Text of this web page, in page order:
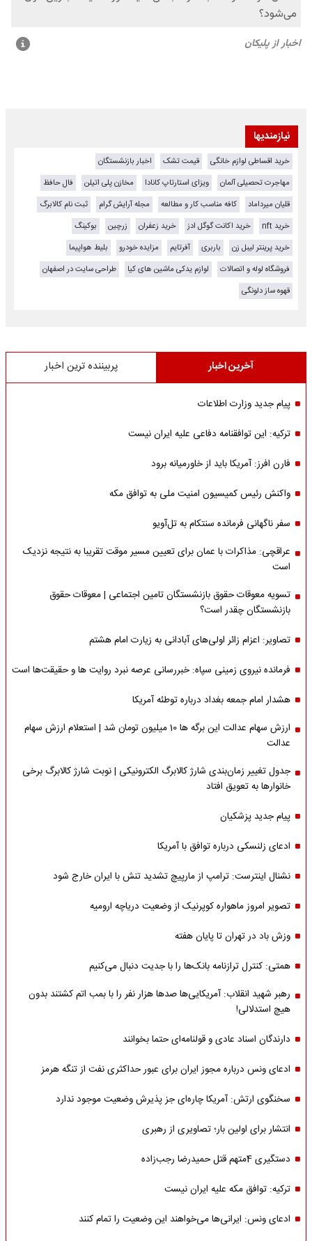
نیازمندیها
خرید اقساطی لوازم خانگی قیمت تشک
اخبار بازنشستگان
مهاجرت تحصیلی آلمان
ویزای استارتاپ کانادا مخازن پلی اتیلن
فال حافظ
قلیان میرداماد
کافه مناسب کار و مطالعه مجله آرایش گرام
ثبت نام کالابرگ
خرید nft
خرید اکانت گوگل ادز خرید زعفران زرچین
بوکینگ
خرید پرینتر لیبل زن
باربری آفرتایم مزایده خودرو
بلیط هواپیما
فروشگاه لوله و اتصالات
لوازم یدکی ماشین های کیا
طراحی سایت در اصفهان
قهوه ساز دلونگی
آخرین اخبار پربیننده ترین اخبار
پیام جدید وزارت اطلاعات
ترکیه: این توافقنامه دفاعی علیه ایران نیست
فارن افرز: آمریکا باید از خاورمیانه برود
واکنش رئیس کمیسیون امنیت ملی به توافق مکه
سفر ناگهانی فرمانده سنتکام به تل‌آویو
عراقچی: مذاکرات با عمان برای تعیین مسیر موقت تقریبا به نتیجه نزدیک
است
تسویه معوقات حقوق بازنشستگان تامین اجتماعی | معوقات حقوق
بازنشستگان چقدر است؟
تصاویر: اعزام زائر اولی‌های آبادانی به زیارت امام هشتم
فرمانده نیروی زمینی سپاه: خبررسانی عرصه نبرد روایت ها و حقیقت‌ها است
هشدار امام جمعه بغداد درباره توطئه آمریکا
ارزش سهام عدالت این برگه ها 10 میلیون تومان شد | استعلام ارزش سهام
عدالت
جدول تغییر زمان‌بندی شارژ کالابرگ الکترونیکی | نوبت شارژ کالابرگ برخی
خانوارها به تعویق افتاد
پیام جدید پزشکیان
ادعای زلنسکی درباره توافق با آمریکا
نشنال اینترست: ترامپ از مارپیچ تشدید تنش با ایران خارج شود
تصویر امروز ماهواره کوپرنیک از وضعیت دریاچه ارومیه
وزش باد در تهران تا پایان هفته
همتی: کنترل ترازنامه بانک‌ها را با جدیت دنبال می‌کنیم
رهبر شهید انقلاب: آمریکایی‌ها صدها هزار نفر را با بمب اتم کشتند بدون
هیچ استدلالی!
دارندگان اسناد عادی و قولنامه‌ای حتما بخوانند
ادعای ونس درباره مجوز ایران برای عبور حداکثری نفت از تنگه هرمز
سخنگوی ارتش: آمریکا چاره‌ای جز پذیرش وضعیت موجود ندارد
انتشار برای اولین بار؛ تصاویری از رهبری
دستگیری 4متهم قتل حمیدرضا رجب‌زاده
ترکیه: توافق مکه علیه ایران نیست
ادعای ونس: ایرانی‌ها می‌خواهند این وضعیت را تمام کنند